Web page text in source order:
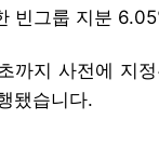
빈그룹 지분
까지 사전에 지
됐습니다.